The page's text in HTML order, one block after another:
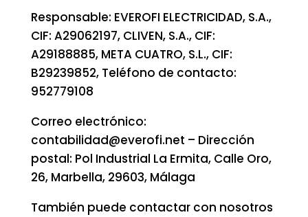
Responsable: EVEROFI ELECTRICIDAD, S.A.,
CIF: A29062197, CLIVEN, S.A., CIF:
A29188885, META CUATRO, S.L., CIF:
B29239852, Teléfono de contacto:
952779108
Correo electrónico:
contabilidad@everofi.net – Dirección
postal: Pol Industrial La Ermita, Calle Oro,
26, Marbella, 29603, Málaga
También puede contactar con nosotros